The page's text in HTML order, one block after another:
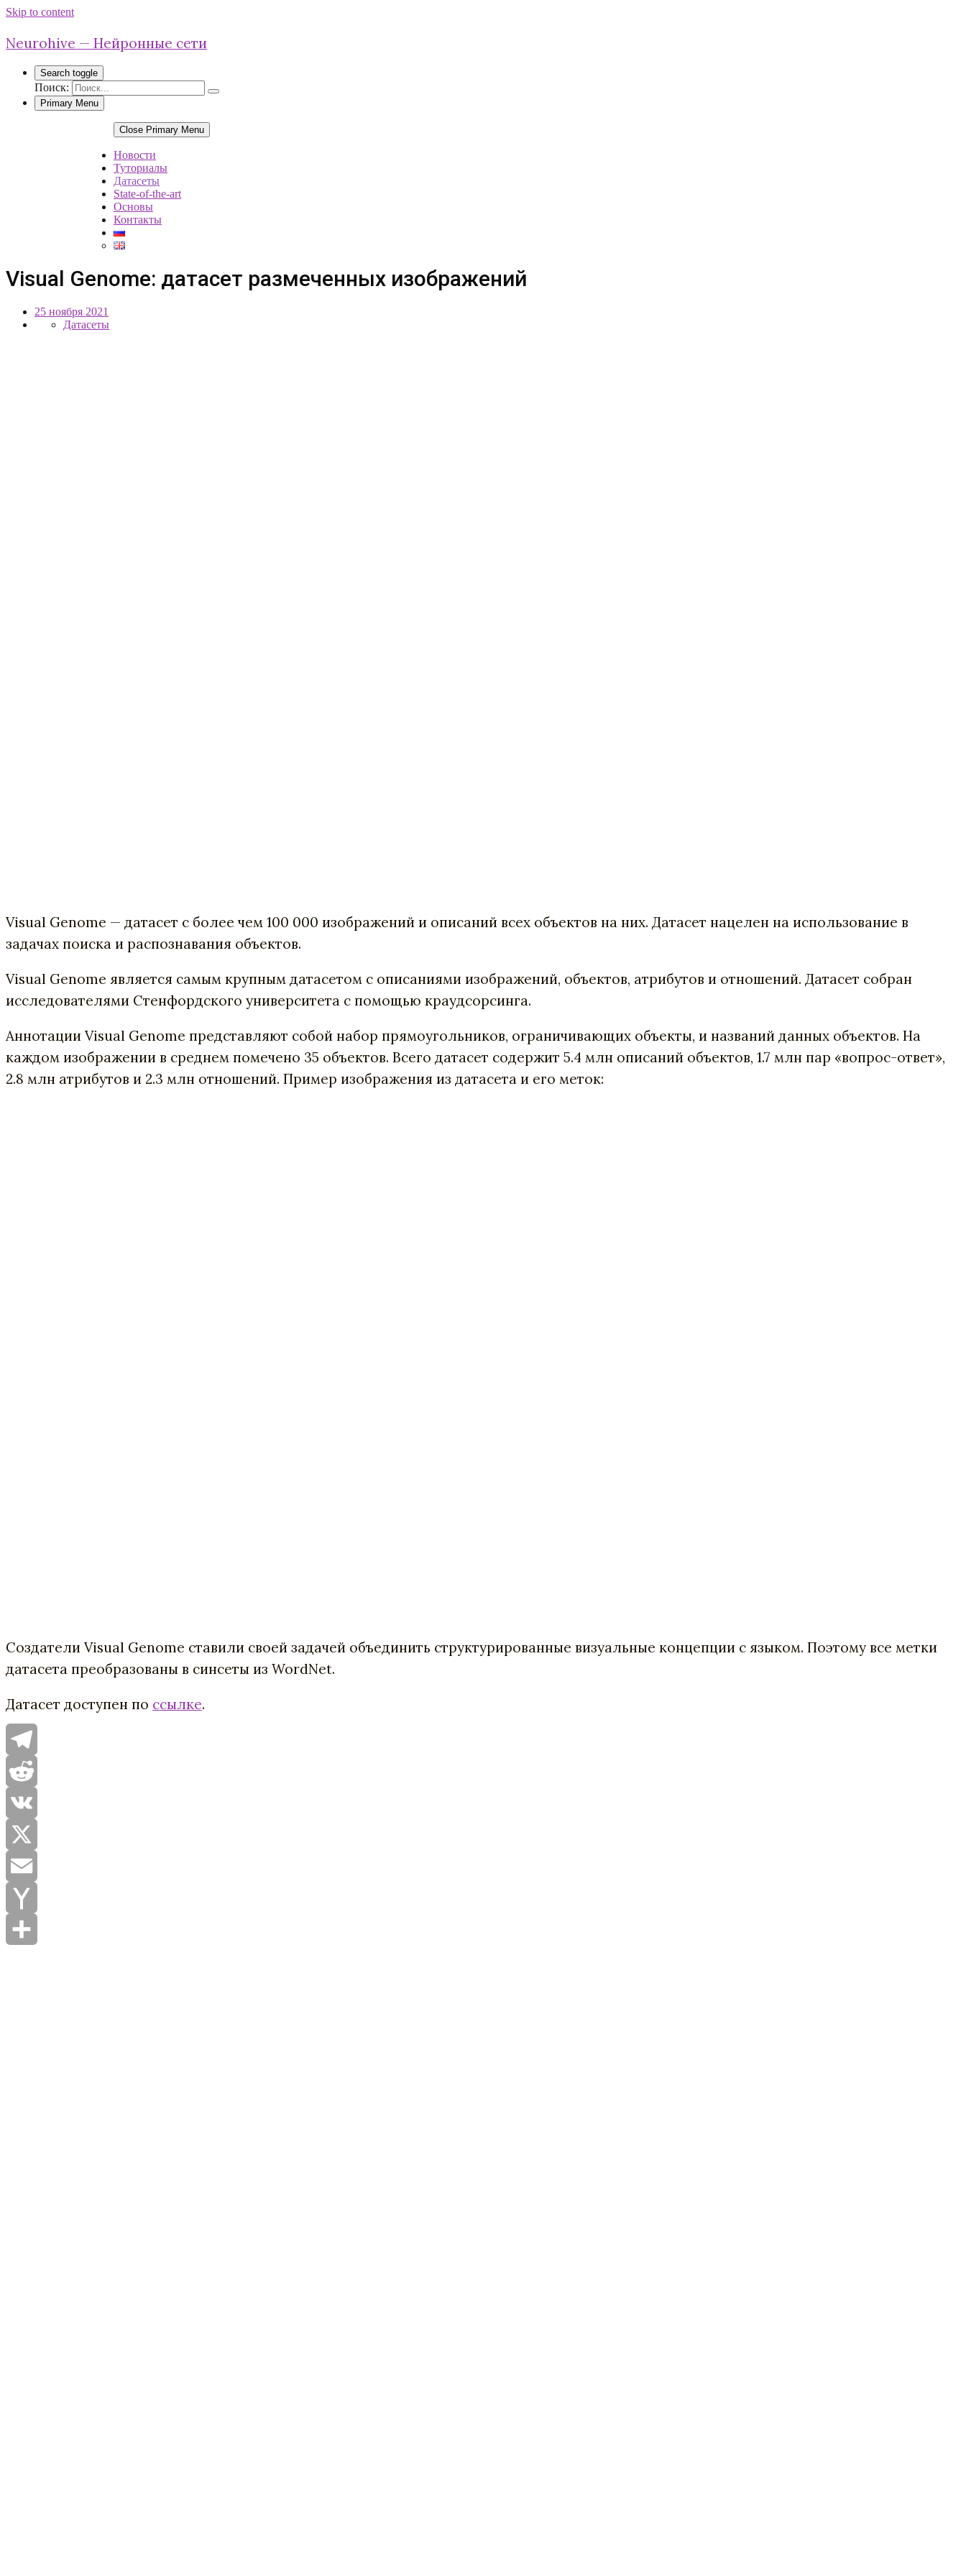
Skip to content
Neurohive — Нейронные сети
Search toggle
Поиск:
Primary Menu
Close Primary Menu
Новости
Туториалы
Датасеты
State-of-the-art
Основы
Контакты
Visual Genome: датасет размеченных изображений
25 ноября 2021
Датасеты
Visual Genome — датасет с более чем 100 000 изображений и описаний всех объектов на них. Датасет нацелен на использование в
задачах поиска и распознавания объектов.
Visual Genome является самым крупным датасетом с описаниями изображений, объектов, атрибутов и отношений. Датасет собран
исследователями Стенфордского университета с помощью краудсорсинга.
Аннотации Visual Genome представляют собой набор прямоугольников, ограничивающих объекты, и названий данных объектов. На
каждом изображении в среднем помечено 35 объектов. Всего датасет содержит 5.4 млн описаний объектов, 1.7 млн пар «вопрос-ответ»,
2.8 млн атрибутов и 2.3 млн отношений. Пример изображения из датасета и его меток:
Создатели Visual Genome ставили своей задачей объединить структурированные визуальные концепции с языком. Поэтому все метки
датасета преобразованы в синсеты из WordNet.
Датасет доступен по ссылке.
Telegram
Reddit
VK
X
Email
Yahoo